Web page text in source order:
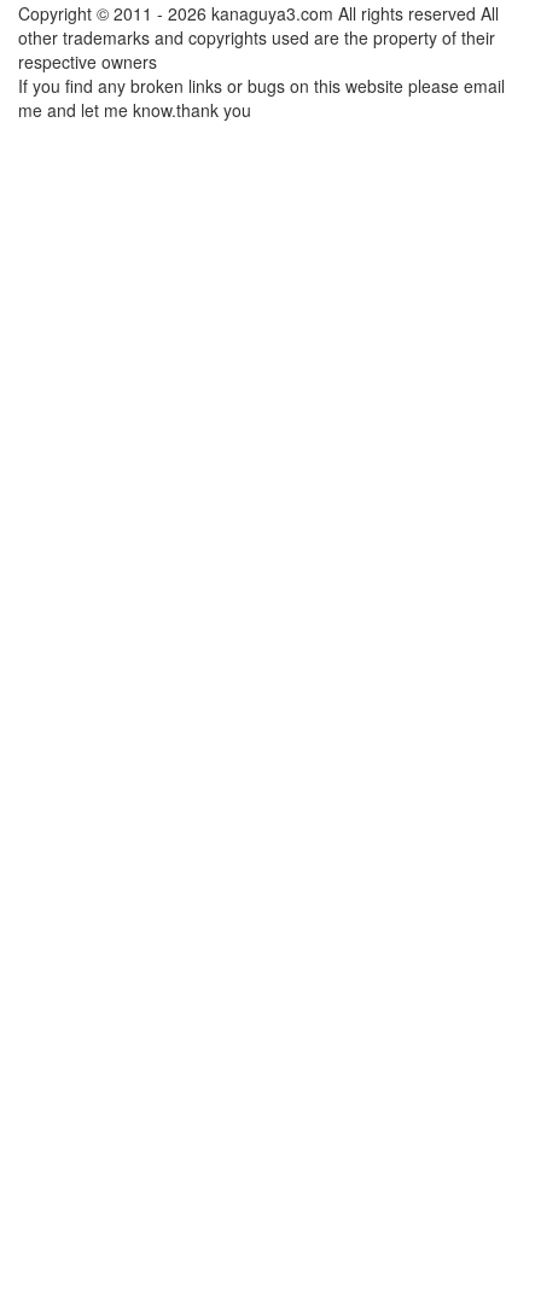
Copyright © 2011 - 2026 kanaguya3.com All rights reserved All
other trademarks and copyrights used are the property of their
respective owners
If you find any broken links or bugs on this website please email
me and let me know.thank you